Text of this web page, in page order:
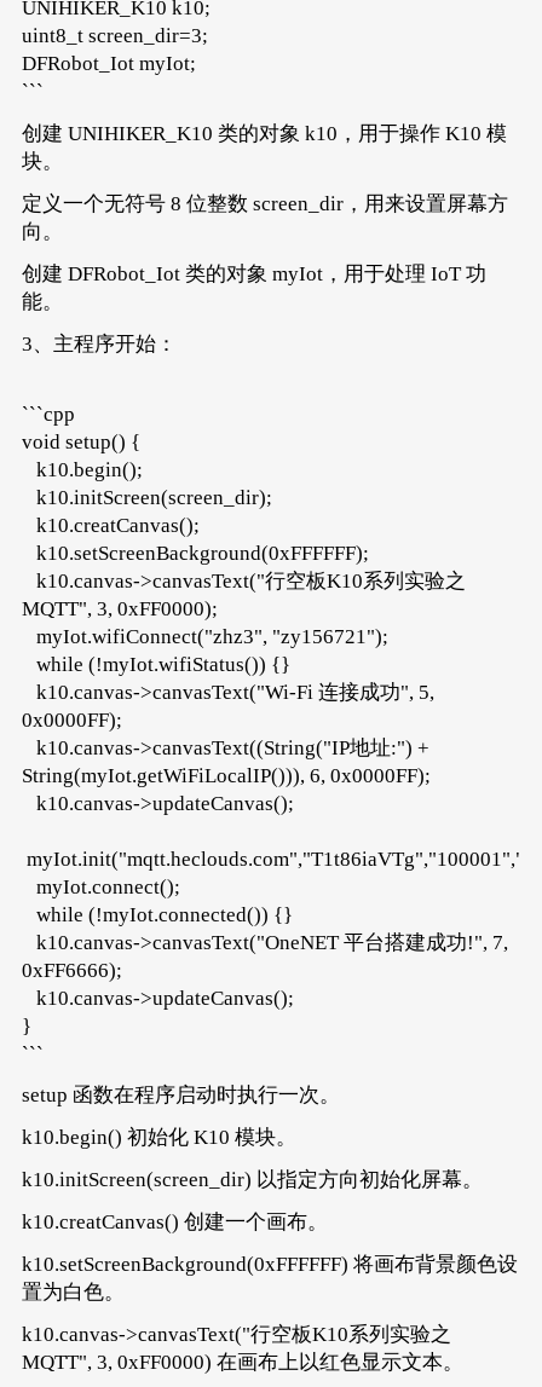
UNIHIKER_K10 k10;
uint8_t screen_dir=3;
DFRobot_Iot myIot;
```
创建 UNIHIKER_K10 类的对象 k10，用于操作 K10 模
块。
定义一个无符号 8 位整数 screen_dir，用来设置屏幕方
向。
创建 DFRobot_Iot 类的对象 myIot，用于处理 IoT 功
能。
3、主程序开始：
```cpp
void setup() {
k10.begin();
k10.initScreen(screen_dir);
k10.creatCanvas();
k10.setScreenBackground(0xFFFFFF);
k10.canvas->canvasText("行空板K10系列实验之
MQTT", 3, 0xFF0000);
myIot.wifiConnect("zhz3", "zy156721");
while (!myIot.wifiStatus()) {}
k10.canvas->canvasText("Wi-Fi 连接成功", 5,
0x0000FF);
k10.canvas->canvasText((String("IP地址:") +
String(myIot.getWiFiLocalIP())), 6, 0x0000FF);
k10.canvas->updateCanvas();
myIot.connect();
while (!myIot.connected()) {}
k10.canvas->canvasText("OneNET 平台搭建成功!", 7,
0xFF6666);
k10.canvas->updateCanvas();
}
```
setup 函数在程序启动时执行一次。
k10.begin() 初始化 K10 模块。
k10.initScreen(screen_dir) 以指定方向初始化屏幕。
k10.creatCanvas() 创建一个画布。
k10.setScreenBackground(0xFFFFFF) 将画布背景颜色设
置为白色。
k10.canvas->canvasText("行空板K10系列实验之
MQTT", 3, 0xFF0000) 在画布上以红色显示文本。